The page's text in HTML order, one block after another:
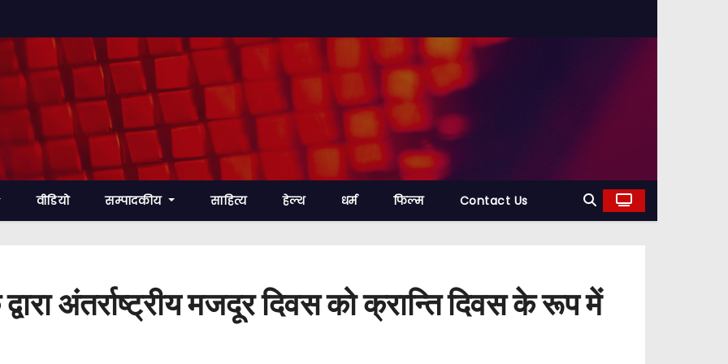
वीडियो सम्पादकीय साहित्य हेल्थ धर्म फिल्म Contact Us
अंतर्राष्ट्रीय मजदूर दिवस को क्रान्ति दिवस के रूप में